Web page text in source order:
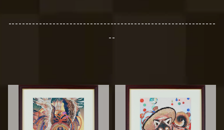
-------------------------------------------------------------
--